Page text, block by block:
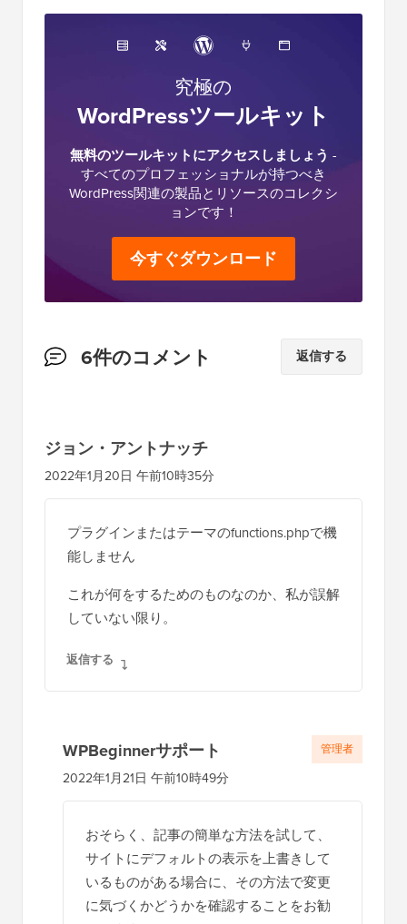
究極の
WordPressツールキット
無料のツールキットにアクセスしましょう -
すべてのプロフェッショナルが持つべき
WordPress関連の製品とリソースのコレクシ
ョンです！
今すぐダウンロード
読
の
イ
ン
6件のコメント 返信する
ジョン・アントナッチ
2022年1月20日 午前10時35分
プラグインまたはテーマのfunctions.phpで機
能しません
これが何をするためのものなのか、私が誤解
していない限り。
返信する
WPBeginnerサポート
2022年1月21日 午前10時49分
おそらく、記事の簡単な方法を試して、
サイトにデフォルトの表示を上書きして
いるものがある場合に、その方法で変更
に気づくかどうかを確認することをお勧
管理者